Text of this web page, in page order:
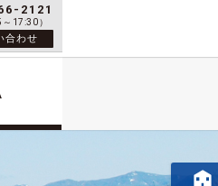
2121
～17:30）
合わせ